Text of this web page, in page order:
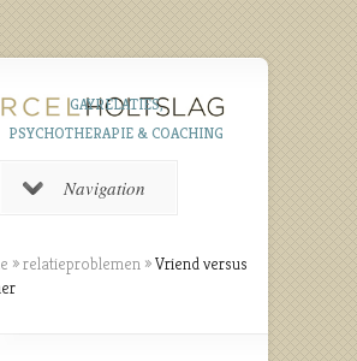
GAYRELATIES,
PSYCHOTHERAPIE & COACHING
Navigation
»relatieproblemen »Vriend versus